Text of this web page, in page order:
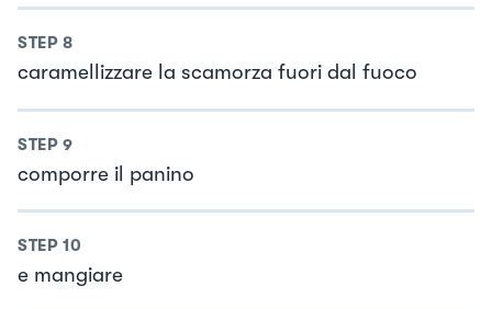
STEP 8
caramellizzare la scamorza fuori dal fuoco
STEP 9
comporre il panino
STEP 10
e mangiare